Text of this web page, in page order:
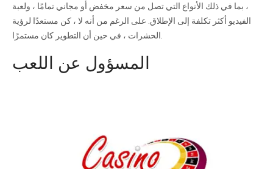
، بما في ذلك الأنواع التي تصل من سعر مخفض أو مجاني تمامًا ، ولعبة
الفيديو أكثر تكلفة إلى الإطلاق. على الرغم من أنه لا ، كن مستعدًا لرؤية
المسؤول عن اللعب